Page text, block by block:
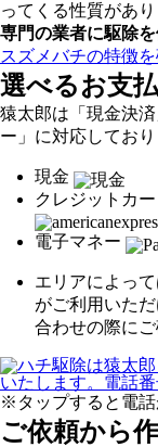
ってくる性質があり
専門の業者に駆除を
スズメバチの特徴
選べるお支
猿太郎は「現金決
ー」に対応しており
現金
クレジットカー
電子マネー
エリアによっ
がご利用いた
合わせの際にご
※タップすると電
ご依頼から